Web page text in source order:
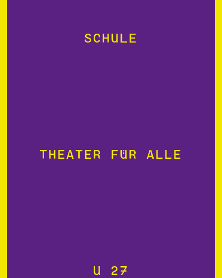
Schule
Theater für alle
U 27